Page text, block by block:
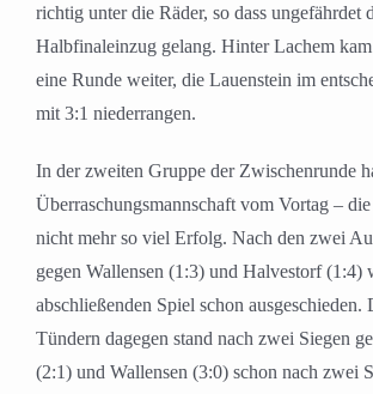
richtig unter die Räder, so dass ungefährdet
Halbfinaleinzug gelang. Hinter Lachem
eine Runde weiter, die Lauenstein im
mit 3:1 niederrangen.
In der zweiten Gruppe der Zwischenrunde
Überraschungsmannschaft vom Vortag –
nicht mehr so viel Erfolg. Nach den zwei
gegen Wallensen (1:3) und Halvestorf (1:4)
abschließenden Spiel schon
Tündern dagegen stand nach zwei Siegen
(2:1) und Wallensen (3:0) schon nach zwei